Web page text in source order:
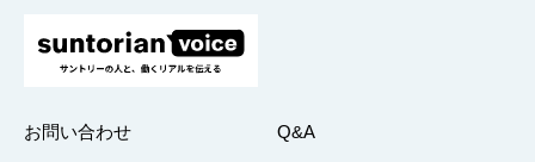
お問い合わせ Q&A